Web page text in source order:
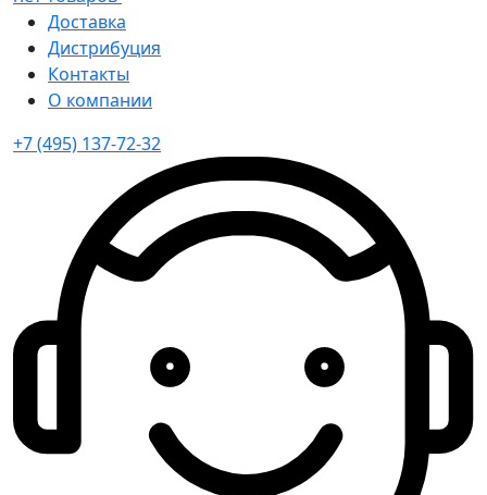
Доставка
Дистрибуция
Контакты
О компании
+7 (495) 137-72-32